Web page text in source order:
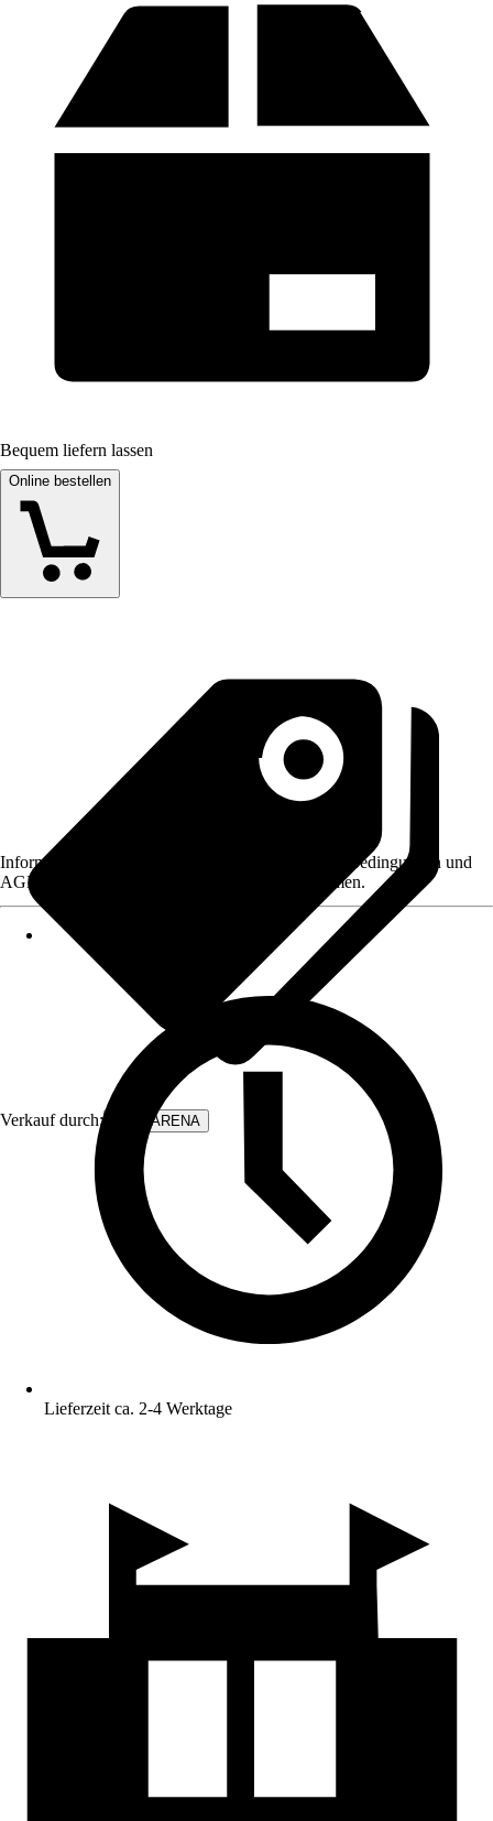
Bequem liefern lassen
Online bestellen
Verkauf durch: WALLARENA
Informationen des Verkäufers, wie z. B. Rückgabebedingungen und
AGB, finden Sie bei Klick auf den Verkäufernamen.
Lieferzeit ca. 2-4 Werktage